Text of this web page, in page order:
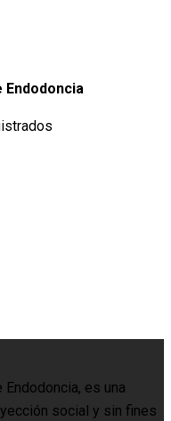
Endodoncia
es una
social y sin fines